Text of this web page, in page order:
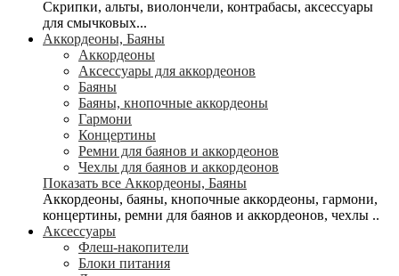
Скрипки, альты, виолончели, контрабасы, аксессуары
для смычковых...
Аккордеоны, Баяны
Аккордеоны
Аксессуары для аккордеонов
Баяны
Баяны, кнопочные аккордеоны
Гармони
Концертины
Ремни для баянов и аккордеонов
Чехлы для баянов и аккордеонов
Показать все Аккордеоны, Баяны
Аккордеоны, баяны, кнопочные аккордеоны, гармони,
концертины, ремни для баянов и аккордеонов, чехлы ..
Аксессуары
Флеш-накопители
Блоки питания